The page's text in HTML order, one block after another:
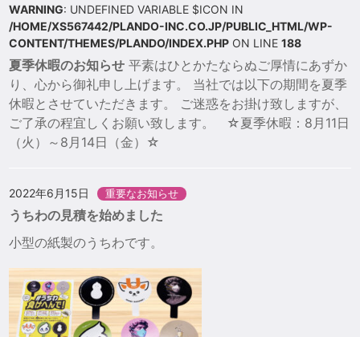
WARNING: UNDEFINED VARIABLE $ICON IN
/HOME/XS567442/PLANDO-INC.CO.JP/PUBLIC_HTML/WP-
CONTENT/THEMES/PLANDO/INDEX.PHP ON LINE188
夏季休暇のお知らせ 平素はひとかたならぬご厚情にあずか
り、心から御礼申し上げます。 当社では以下の期間を夏季
休暇とさせていただきます。 ご迷惑をお掛け致しますが、
ご了承の程宜しくお願い致します。
☆夏季休暇：8月11日
（火）～8月14日（金）☆
2022年6月15日 重要なお知らせ
うちわの見積を始めました
小型の紙製のうちわです。